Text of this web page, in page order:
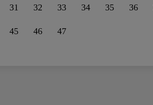
31 32 33 34 35 36
45 46 47